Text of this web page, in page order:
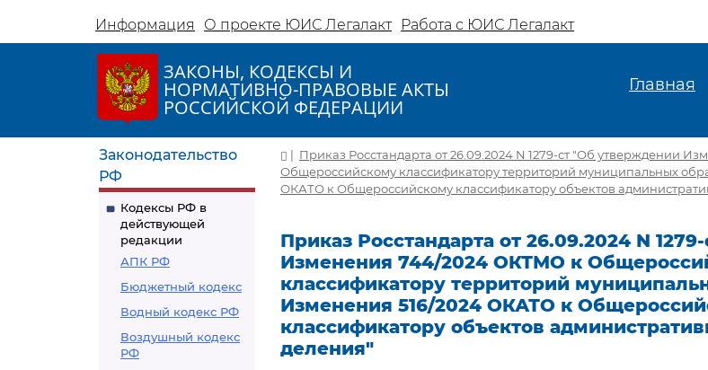
Информация О проекте ЮИС Легалакт Работа с ЮИС Легалакт
ЗАКОНЫ, КОДЕКСЫ И
НОРМАТИВНО-ПРАВОВЫЕ АКТЫ
РОССИЙСКОЙ ФЕДЕРАЦИИ
Главная
Законодательство
РФ
Кодексы РФ в
действующей
редакции
АПК РФ
Бюджетный кодекс
Водный кодекс РФ
Воздушный кодекс
РФ
| Приказ Росстандарта от 26.09.2024 N 1279-ст "Об утверждении
Общероссийскому классификатору территорий муниципальных
ОКАТО к Общероссийскому классификатору объектов
Приказ Росстандарта от 26.09.2024 N
Изменения 744/2024 ОКТМО к
классификатору территорий
Изменения 516/2024 ОКАТО к
классификатору объектов
деления"